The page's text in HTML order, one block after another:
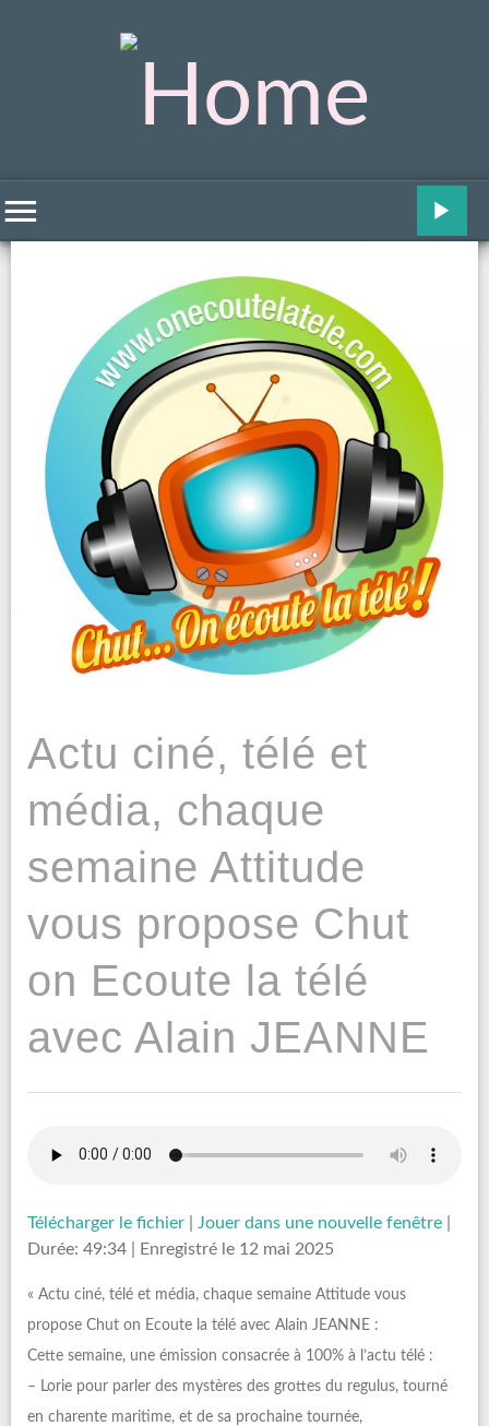
Actu ciné, télé et
média, chaque
semaine Attitude
vous propose Chut
on Ecoute la télé
avec Alain JEANNE
Télécharger le fichier Jouer dans une nouvelle fenêtre
Durée: 49:34
Enregistré le 12 mai 2025
« Actu ciné, télé et média, chaque semaine Attitude vous
propose Chut on Ecoute la télé avec Alain JEANNE :
Cette semaine, une émission consacrée à 100% à l’actu télé :
– Lorie pour parler des mystères des grottes du regulus, tourné
en charente maritime, et de sa prochaine tournée,